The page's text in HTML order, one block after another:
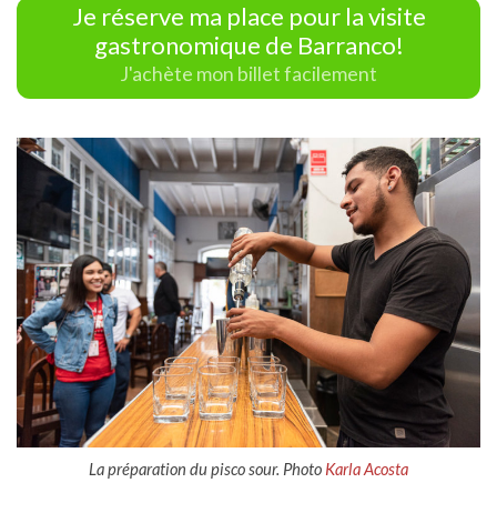
Je réserve ma place pour la visite
gastronomique de Barranco!
J'achète mon billet facilement
La préparation du pisco sour. Photo Karla Acosta